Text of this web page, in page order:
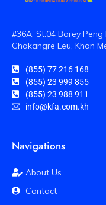
#36A, St.04 Borey
Chakangre Leu, Khan
(855) 77 216 168
(855) 23 999 855
(855) 23 988 911
info@kfa.com.kh
Navigations
About Us
Contact